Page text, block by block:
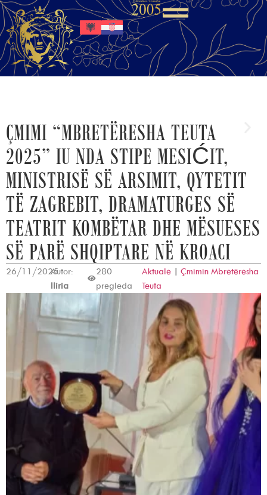
ÇMIMI “MBRETËRESHA TEUTA
2025” IU NDA STIPE MESIĆIT,
MINISTRISË SË ARSIMIT, QYTETIT
TË ZAGREBIT, DRAMATURGES SË
TEATRIT KOMBËTAR DHE MËSUESES
SË PARË SHQIPTARE NË KROACI
26/11/2025Autor:
Iliria
280
pregleda
Aktuale |Çmimin Mbretëresha
Teuta